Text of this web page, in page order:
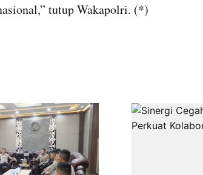
tutup Wakapolri. (*)